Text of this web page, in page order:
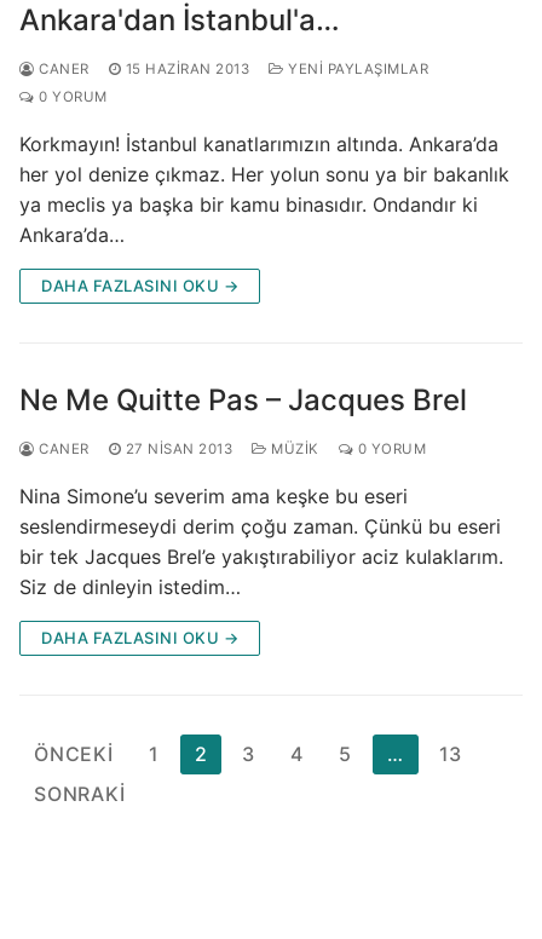
Ankara'dan İstanbul'a…
CANER 15 HAZIRAN 2013
YENI PAYLAŞIMLAR
0 YORUM
Korkmayın! İstanbul kanatlarımızın altında. Ankara’da
her yol denize çıkmaz. Her yolun sonu ya bir bakanlık
ya meclis ya başka bir kamu binasıdır. Ondandır ki
Ankara’da…
DAHA FAZLASINI OKU →
Ne Me Quitte Pas – Jacques Brel
CANER 27 NISAN 2013 MÜZIK 0 YORUM
Nina Simone’u severim ama keşke bu eseri
seslendirmeseydi derim çoğu zaman. Çünkü bu eseri
bir tek Jacques Brel’e yakıştırabiliyor aciz kulaklarım.
Siz de dinleyin istedim…
DAHA FAZLASINI OKU →
Yazı
sayfalaması
ÖNCEKI 1 2 3 4 5 …
13
SONRAKI